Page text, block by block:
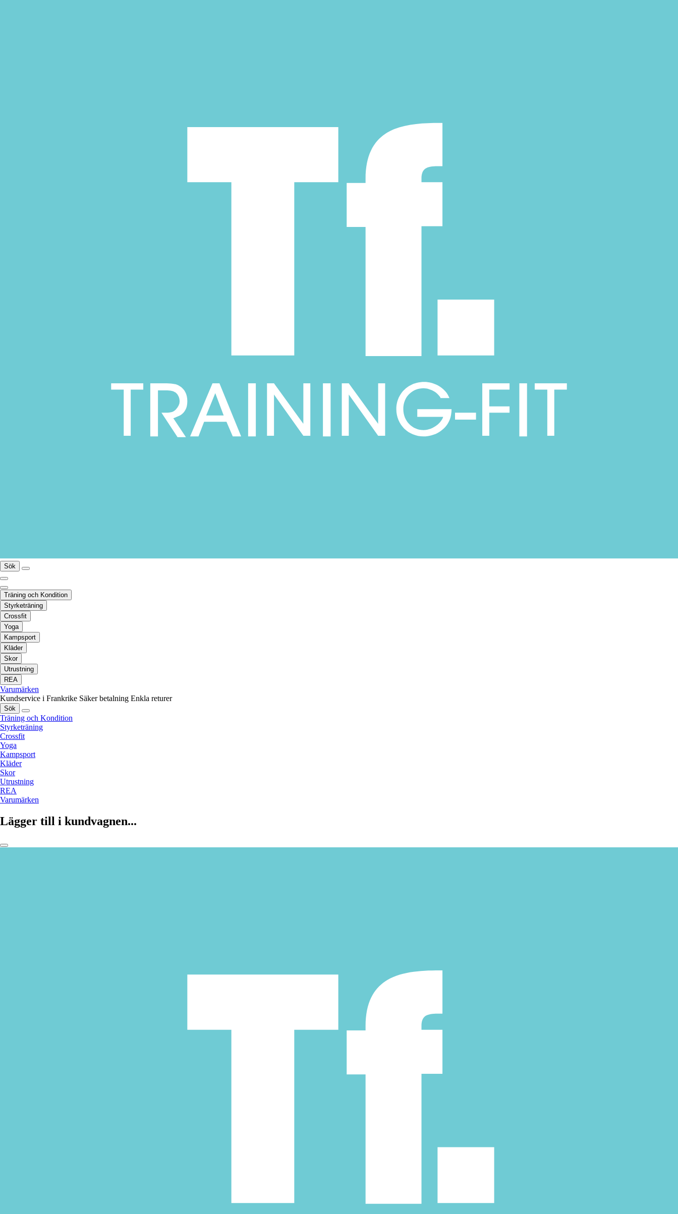
Sök
Träning och Kondition
Styrketräning
Crossfit
Yoga
Kampsport
Kläder
Skor
Utrustning
REA
Varumärken
Kundservice i Frankrike Säker betalning Enkla returer
Sök
Träning och Kondition
Styrketräning
Crossfit
Yoga
Kampsport
Kläder
Skor
Utrustning
REA
Varumärken
Lägger till i kundvagnen...